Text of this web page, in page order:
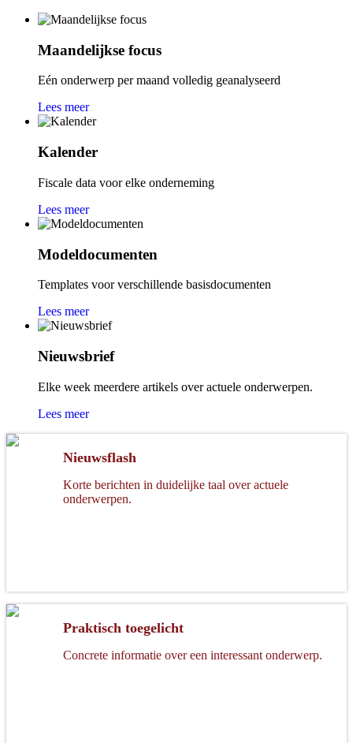
Maandelijkse focus
Eén onderwerp per maand volledig geanalyseerd
Lees meer
Kalender
Fiscale data voor elke onderneming
Lees meer
Modeldocumenten
Templates voor verschillende basisdocumenten
Lees meer
Nieuwsbrief
Elke week meerdere artikels over actuele onderwerpen.
Lees meer
Nieuwsflash
Korte berichten in duidelijke taal over actuele
onderwerpen.
Praktisch toegelicht
Concrete informatie over een interessant onderwerp.